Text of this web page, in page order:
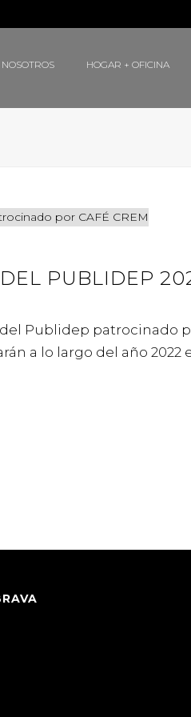
NOSOTROS HOGAR + OFICINA
PUBLIDEP
Publidep patrocinado
a lo largo del año